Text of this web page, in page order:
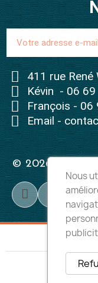
411 rue René
Kévin - 06
François - 06
Email -
© 2026 - Tous
Nous